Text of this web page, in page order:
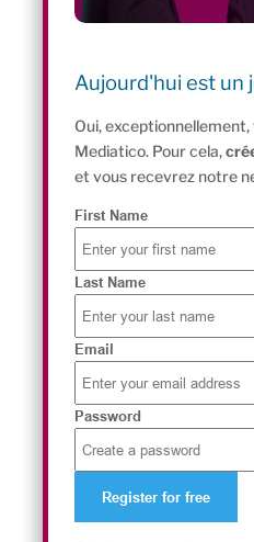
Aujourd'hui est un
Oui,
Mediatico. Pour cela,
et vous recevrez notre
First Name
Last Name
Email
Password